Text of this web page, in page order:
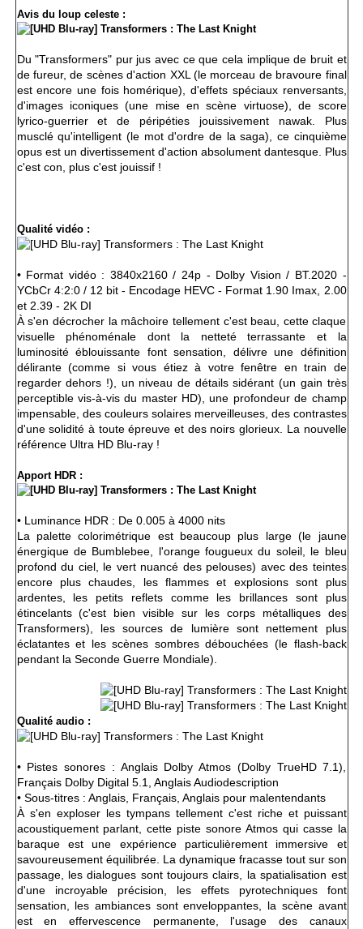
Avis du loup celeste :
Du "Transformers" pur jus avec ce que cela impliquede bruit et
de fureur,de scènes d'action XXL (le morceau de bravoure final
est encore une fois homérique), d'effets spéciaux renversants,
d'images iconiques (une mise en scène virtuose), de score
lyrico-guerrier et de péripéties jouissivement nawak. Plus
musclé qu'intelligent (le mot d'ordre de la saga), ce cinquième
opus est un divertissement d'action absolument dantesque. Plus
c'est con, plus c'est jouissif !
Qualité vidéo :
• Format vidéo : 3840x2160 / 24p - Dolby Vision / BT.2020 -
YCbCr 4:2:0 / 12 bit - Encodage HEVC - Format 1.90 Imax, 2.00
et 2.39 - 2K DI
À s'en décrocher la mâchoire tellement c'est beau, cette claque
visuelle phénoménale dont la netteté terrassante et la
luminosité éblouissante font sensation, délivre une définition
délirante (comme si vous étiez à votre fenêtre en train de
regarder dehors !), un niveau de détails sidérant (un gain très
perceptible vis-à-vis du master HD), une profondeur de champ
impensable, des couleurs solaires merveilleuses, des contrastes
d'une solidité à toute épreuve et des noirs glorieux. La nouvelle
référence Ultra HD Blu-ray !
Apport HDR :
• Luminance HDR : De 0.005 à 4000 nits
La palette colorimétrique est beaucoup plus large (le jaune
énergique de Bumblebee, l'orange fougueux du soleil, le bleu
profond du ciel, le vert nuancé des pelouses) avec des teintes
encore plus chaudes, les flammes et explosions sont plus
ardentes, les petits reflets comme les brillances sont plus
étincelants (c'est bien visible sur les corps métalliques des
Transformers), les sources de lumière sont nettement plus
éclatantes et les scènes sombres débouchées (le flash-back
pendant la Seconde Guerre Mondiale).
Qualité audio :
• Pistes sonores : Anglais Dolby Atmos (Dolby TrueHD 7.1),
Français Dolby Digital 5.1, Anglais Audiodescription
• Sous-titres : Anglais, Français, Anglais pour malentendants
À s'en exploser les tympans tellement c'est riche et puissant
acoustiquement parlant, cette piste sonore Atmos qui casse la
baraque est une expérience particulièrement immersive et
savoureusement équilibrée. La dynamique fracasse tout sur son
passage, les dialogues sont toujours clairs, la spatialisation est
d'une incroyable précision, les effets pyrotechniques font
sensation, les ambiances sont enveloppantes, la scène avant
est en effervescence permanente, l'usage des canaux